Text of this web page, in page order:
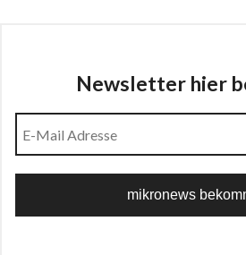
Newsletter hier